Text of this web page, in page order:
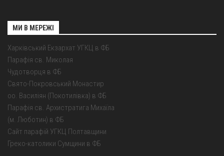
МИ В МЕРЕЖІ
Харківський Екзархат УГКЦ в ФБ
Парафія св. Миколая
Чудотворця в ФБ
Свято-Покровський Монастир
оо. Василіян (Покотилівка) в ФБ
Парафія св. Архистратига Михаїла
(м. Люботин) в ФБ
Сайт парафій УГКЦ Полтавщини
Греко-католики Сумщини в ФБ